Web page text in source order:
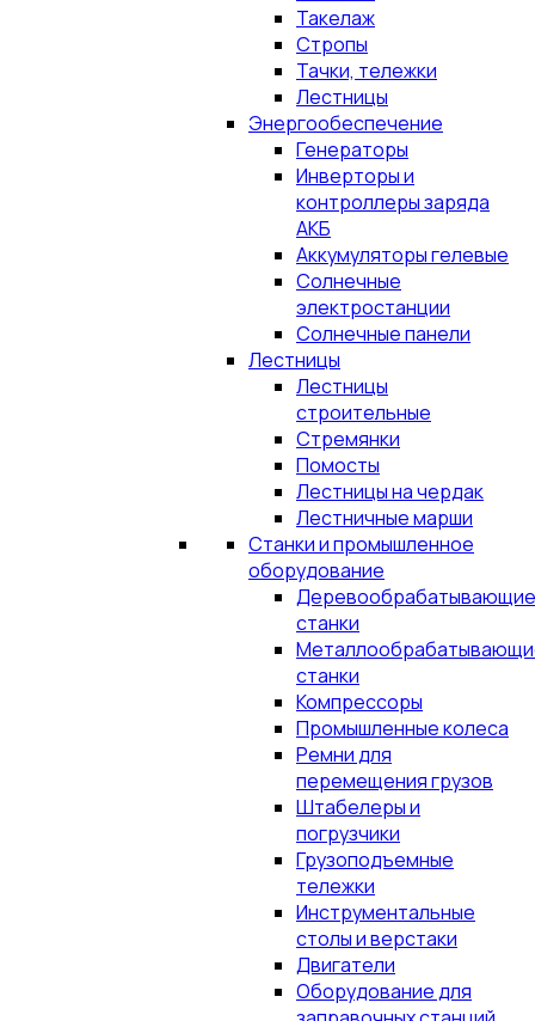
Такелаж
Стропы
Тачки, тележки
Лестницы
Энергообеспечение
Генераторы
Инверторы и
контроллеры заряда
АКБ
Аккумуляторы гелевые
Солнечные
электростанции
Солнечные панели
Лестницы
Лестницы
строительные
Стремянки
Помосты
Лестницы на чердак
Лестничные марши
Станки и промышленное
оборудование
Деревообрабатывающие
станки
станки
Компрессоры
Промышленные колеса
Ремни для
перемещения грузов
Штабелеры и
погрузчики
Грузоподъемные
тележки
Инструментальные
столы и верстаки
Двигатели
Оборудование для